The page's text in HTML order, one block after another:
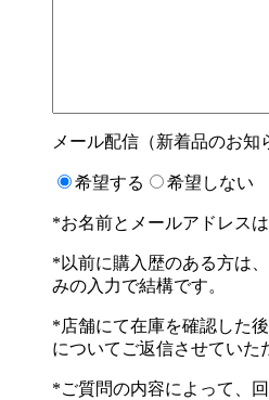
メール配信（新着品のお知
希望する 希望しない
*お名前とメールアドレス
*以前に購入歴のある方は
みの入力で結構です。
*店舗にて在庫を確認した
についてご返信させていた
*ご質問の内容によって、